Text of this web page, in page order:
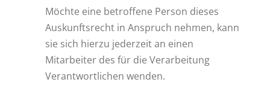
Möchte eine betroffene Person dieses
Auskunftsrecht in Anspruch nehmen, kann
sie sich hierzu jederzeit an einen
Mitarbeiter des für die Verarbeitung
Verantwortlichen wenden.